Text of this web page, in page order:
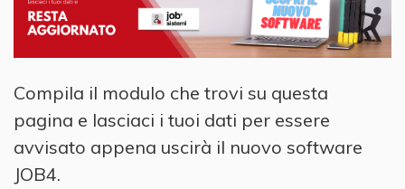
Compila il modulo che trovi su questa
pagina e lasciaci i tuoi dati per essere
avvisato appena uscirà il nuovo software
JOB4.